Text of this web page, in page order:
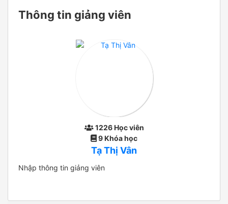
Thông tin giảng viên
1226 Học viên
9 Khóa học
Tạ Thị Vân
Nhập thông tin giảng viên